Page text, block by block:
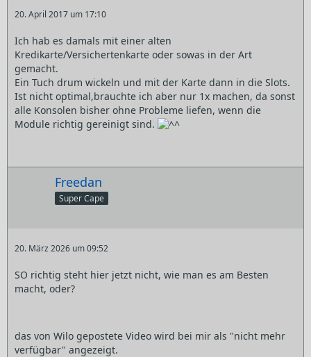
20. April 2017 um 17:10
Ich hab es damals mit einer alten
Kredikarte/Versichertenkarte oder sowas in der Art
gemacht.
Ein Tuch drum wickeln und mit der Karte dann in die Slots.
Ist nicht optimal,brauchte ich aber nur 1x machen, da sonst
alle Konsolen bisher ohne Probleme liefen, wenn die
Module richtig gereinigt sind.
Freedan
Super Cape
20. März 2026 um 09:52
SO richtig steht hier jetzt nicht, wie man es am Besten
macht, oder?
das von Wilo gepostete Video wird bei mir als "nicht mehr
verfügbar" angezeigt.